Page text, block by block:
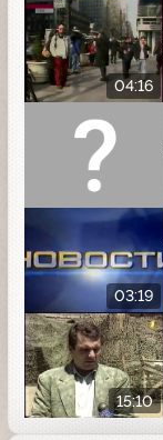
04:16
03:19
15:10